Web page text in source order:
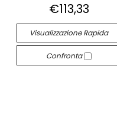
€113,33
Visualizzazione Rapida
Confronta